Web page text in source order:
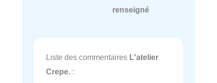
renseigné
Liste des commentaires L'atelier
Crepe. :